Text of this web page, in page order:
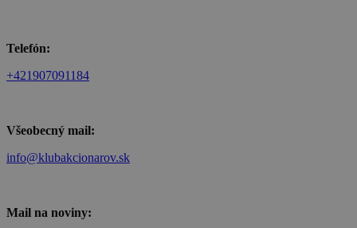
Telefón:
+421907091184
Všeobecný mail:
info@klubakcionarov.sk
Mail na noviny: